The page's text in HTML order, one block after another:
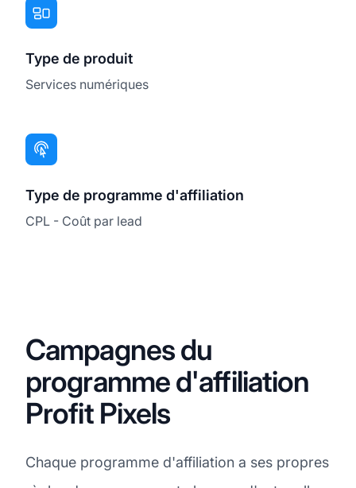
Type de produit
Services numériques
Type de programme d'affiliation
CPL - Coût par lead
Campagnes du
programme d'affiliation
Profit Pixels
Chaque programme d'affiliation a ses propres